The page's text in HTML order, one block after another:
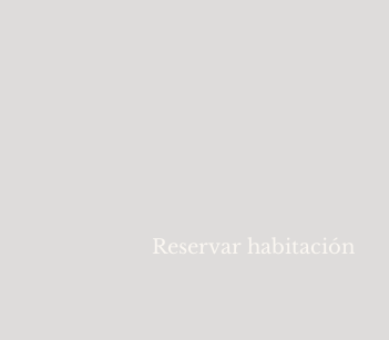
Reservar habitación